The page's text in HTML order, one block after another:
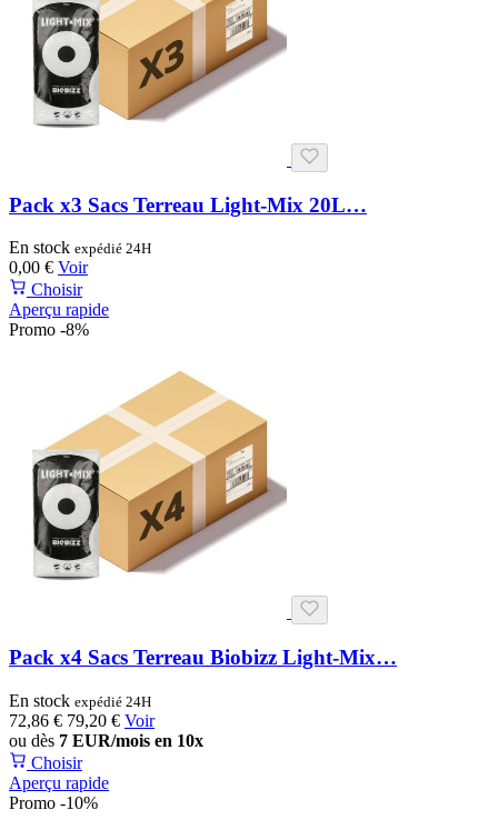
Pack x3 Sacs Terreau Light-Mix 20L…
En stock expédié 24H
0,00 € Voir
Choisir
Aperçu rapide
Promo -8%
Pack x4 Sacs Terreau Biobizz Light-Mix…
En stock expédié 24H
72,86 € 79,20 € Voir
ou dès 7 EUR/mois en 10x
Choisir
Aperçu rapide
Promo -10%